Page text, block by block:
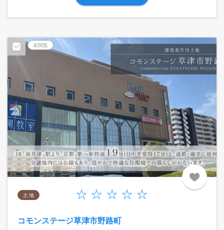
未閲覧
土 地
コモンステージ草津市野路町